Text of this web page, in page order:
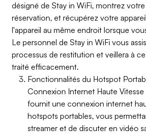
désigné de Stay in WiFi, montrez
réservation, et récupérez votre
l'appareil au même endroit lorsque
Le personnel de Stay in WiFi vous
processus de restitution et veillera à
traité efficacement.
Fonctionnalités du Hotspot
Connexion Internet Haute Vitesse
fournit une connexion internet
hotspots portables, vous
streamer et de discuter en vidéo